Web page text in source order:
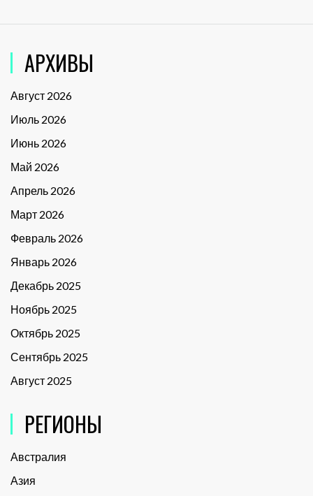
АРХИВЫ
Август 2026
Июль 2026
Июнь 2026
Май 2026
Апрель 2026
Март 2026
Февраль 2026
Январь 2026
Декабрь 2025
Ноябрь 2025
Октябрь 2025
Сентябрь 2025
Август 2025
РЕГИОНЫ
Австралия
Азия